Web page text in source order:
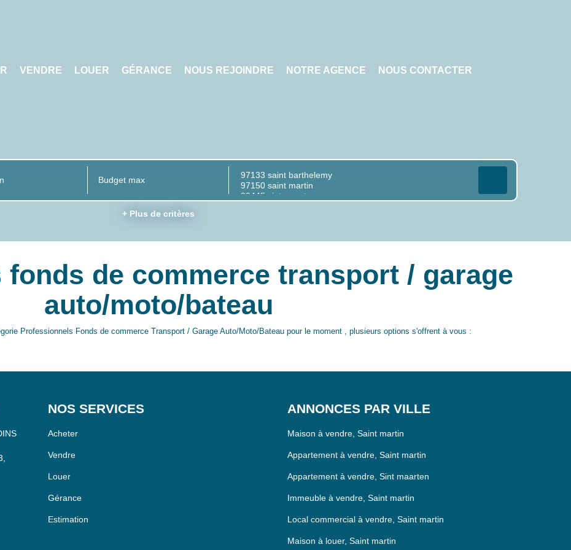
VENDRE LOUER GÉRANCE NOUS REJOINDRE NOTRE AGENCE NOUS CONTACTER
+ Plus de critères
de commerce transport / garage
auto/moto/bateau
Professionnels Fonds de commerce Transport / Garage Auto/Moto/Bateau pour le moment , plusieurs options s'offrent à vous :
NOS SERVICES
Acheter
Vendre
Louer
Gérance
Estimation
ANNONCES PAR VILLE
Maison à vendre, Saint martin
Appartement à vendre, Saint martin
Appartement à vendre, Sint maarten
Immeuble à vendre, Saint martin
Local commercial à vendre, Saint martin
Maison à louer, Saint martin